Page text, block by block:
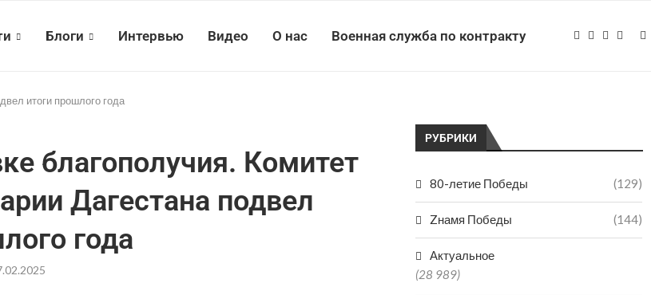
Блоги Интервью Видео О нас Военная служба по контракту
итоги прошлого года
благополучия. Комитет
Дагестана подвел
года
РУБРИКИ
80-летие Победы (129)
Zнамя Победы (144)
Актуальное
(28 989)